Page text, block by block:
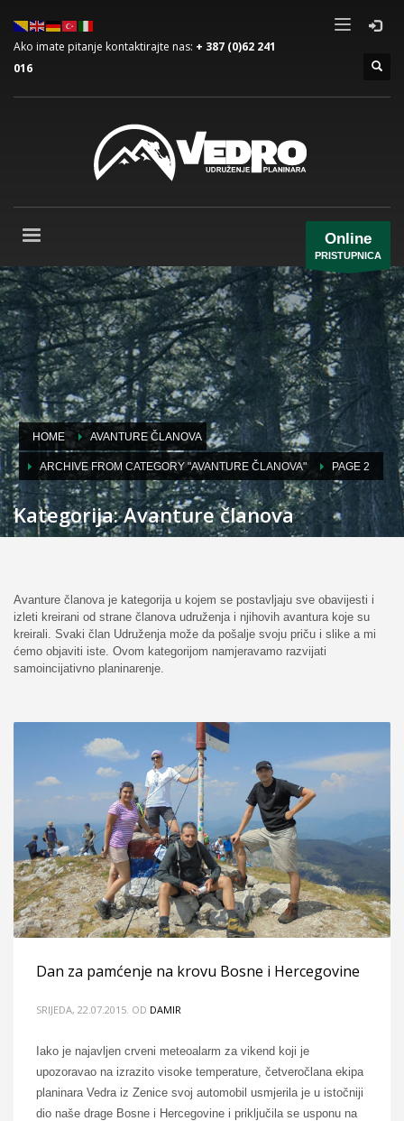
Ako imate pitanje kontaktirajte nas: + 387 (0)62 241
016
Online
PRISTUPNICA
HOME AVANTURE ČLANOVA
ARCHIVE FROM CATEGORY "AVANTURE ČLANOVA" PAGE 2
Kategorija: Avanture članova
Avanture članova je kategorija u kojem se postavljaju sve obavijesti i
izleti kreirani od strane članova udruženja i njihovih avantura koje su
kreirali. Svaki član Udruženja može da pošalje svoju priču i slike a mi
ćemo objaviti iste. Ovom kategorijom namjeravamo razvijati
samoincijativno planinarenje.
Dan za pamćenje na krovu Bosne i Hercegovine
SRIJEDA, 22.07.2015. OD DAMIR
Iako je najavljen crveni meteoalarm za vikend koji je
upozoravao na izrazito visoke temperature, četveročlana ekipa
planinara Vedra iz Zenice svoj automobil usmjerila je u istočniji
dio naše drage Bosne i Hercegovine i priključila se usponu na